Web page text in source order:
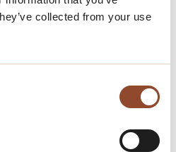
collected from your use